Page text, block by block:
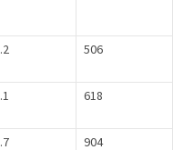
506
618
904